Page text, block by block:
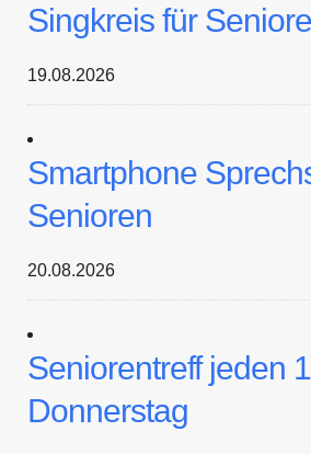
Singkreis für
19.08.2026
Smartphone
Senioren
20.08.2026
Seniorentreff jeden
Donnerstag